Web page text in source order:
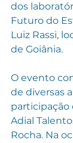
dos
Futuro do
Luiz Rassi,
de Goiânia.
O evento
de diversas
participação
Adial
Rocha. Na